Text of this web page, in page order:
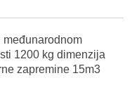
međunarodnom
1200 kg dimenzija
zapremine 15m3